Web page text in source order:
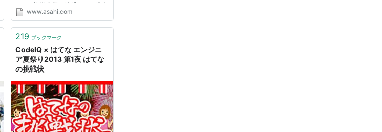
５）を詐欺容疑で逮捕したと発表
した。容疑を認めているという。
２７日午後６時５０分ごろから１
www.asahi.com
219 ブックマーク
CodeIQ × はてな エンジニ
ア夏祭り2013 第1夜 はてな
の挑戦状